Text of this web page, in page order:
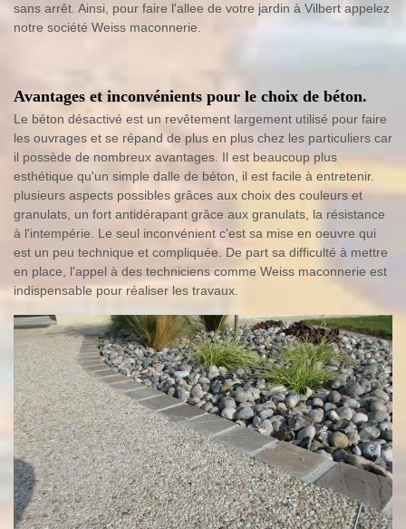
sans arrêt. Ainsi, pour faire l'allee de votre jardin à Vilbert appelez
notre société Weiss maconnerie.
Avantages et inconvénients pour le choix de béton.
Le béton désactivé est un revêtement largement utilisé pour faire
les ouvrages et se répand de plus en plus chez les particuliers car
il possède de nombreux avantages. Il est beaucoup plus
esthétique qu'un simple dalle de béton, il est facile à entretenir.
plusieurs aspects possibles grâces aux choix des couleurs et
granulats, un fort antidérapant grâce aux granulats, la résistance
à l'intempérie. Le seul inconvénient c'est sa mise en oeuvre qui
est un peu technique et compliquée. De part sa difficulté à mettre
en place, l'appel à des techniciens comme Weiss maconnerie est
indispensable pour réaliser les travaux.